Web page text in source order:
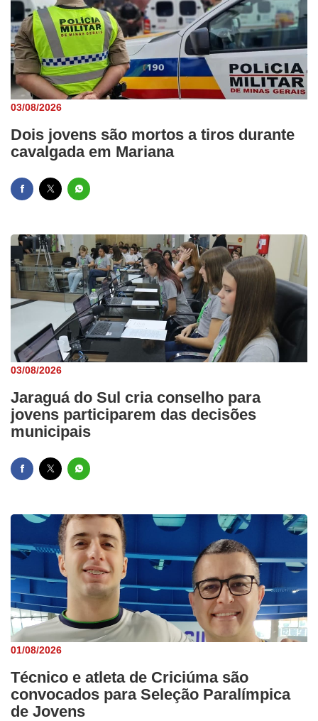
03/08/2026
Dois jovens são mortos a tiros durante
cavalgada em Mariana
03/08/2026
Jaraguá do Sul cria conselho para
jovens participarem das decisões
municipais
01/08/2026
Técnico e atleta de Criciúma são
convocados para Seleção Paralímpica
de Jovens